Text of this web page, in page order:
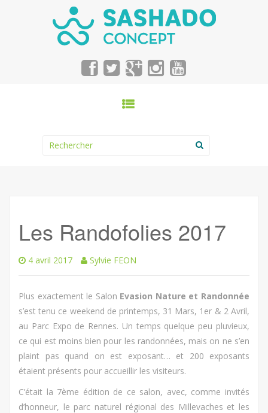
Search for:
Les Randofolies 2017
4 avril 2017 Sylvie FEON
Plus exactement le Salon Evasion Nature et Randonnée
s’est tenu ce weekend de printemps, 31 Mars, 1er & 2 Avril,
au Parc Expo de Rennes. Un temps quelque peu pluvieux,
ce qui est moins bien pour les randonnées, mais on ne s’en
plaint pas quand on est exposant… et 200 exposants
étaient présents pour accueillir les visiteurs.
C’était la 7ème édition de ce salon, avec, comme invités
d’honneur, le parc naturel régional des Millevaches et les